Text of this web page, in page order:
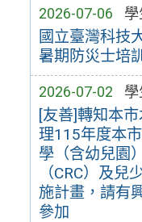
2026-07-06
國立臺灣科技
暑期防災士培
2026-07-02
[友善]轉知本
理115年度本
學（含幼兒園
（CRC）及兒
施計畫，請有
參加